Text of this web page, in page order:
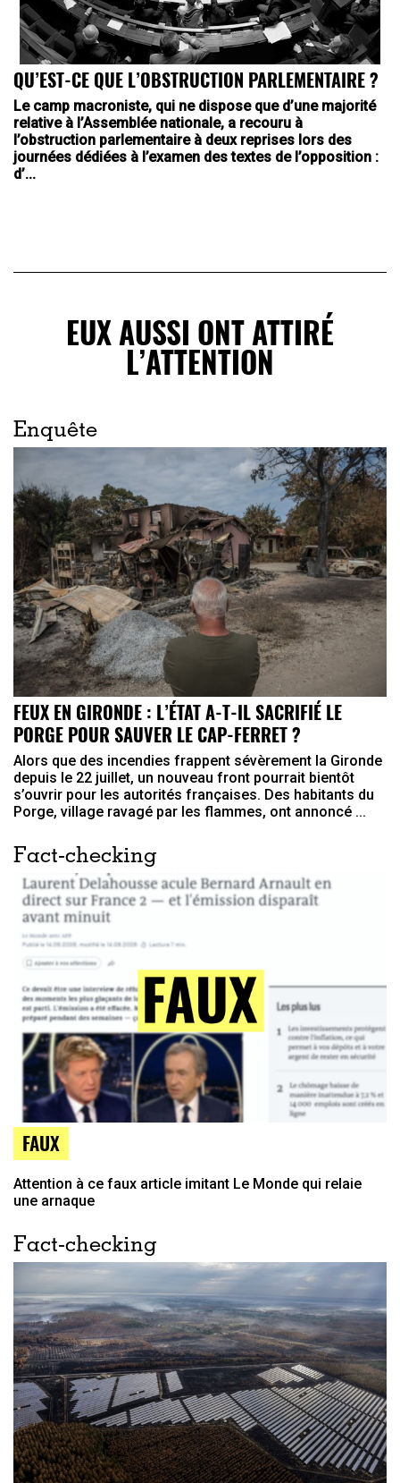
QU’EST-CE QUE L’OBSTRUCTION PARLEMENTAIRE ?
Le camp macroniste, qui ne dispose que d’une majorité
relative à l’Assemblée nationale, a recouru à
l’obstruction parlementaire à deux reprises lors des
journées dédiées à l’examen des textes de l’opposition :
d’...
EUX AUSSI ONT ATTIRÉ
L’ATTENTION
Enquête
FEUX EN GIRONDE : L’ÉTAT A-T-IL SACRIFIÉ LE
PORGE POUR SAUVER LE CAP-FERRET ?
Alors que des incendies frappent sévèrement la Gironde
depuis le 22 juillet, un nouveau front pourrait bientôt
s’ouvrir pour les autorités françaises. Des habitants du
Porge, village ravagé par les flammes, ont annoncé ...
Fact-checking
FAUX
Attention à ce faux article imitant Le Monde qui relaie
une arnaque
Fact-checking